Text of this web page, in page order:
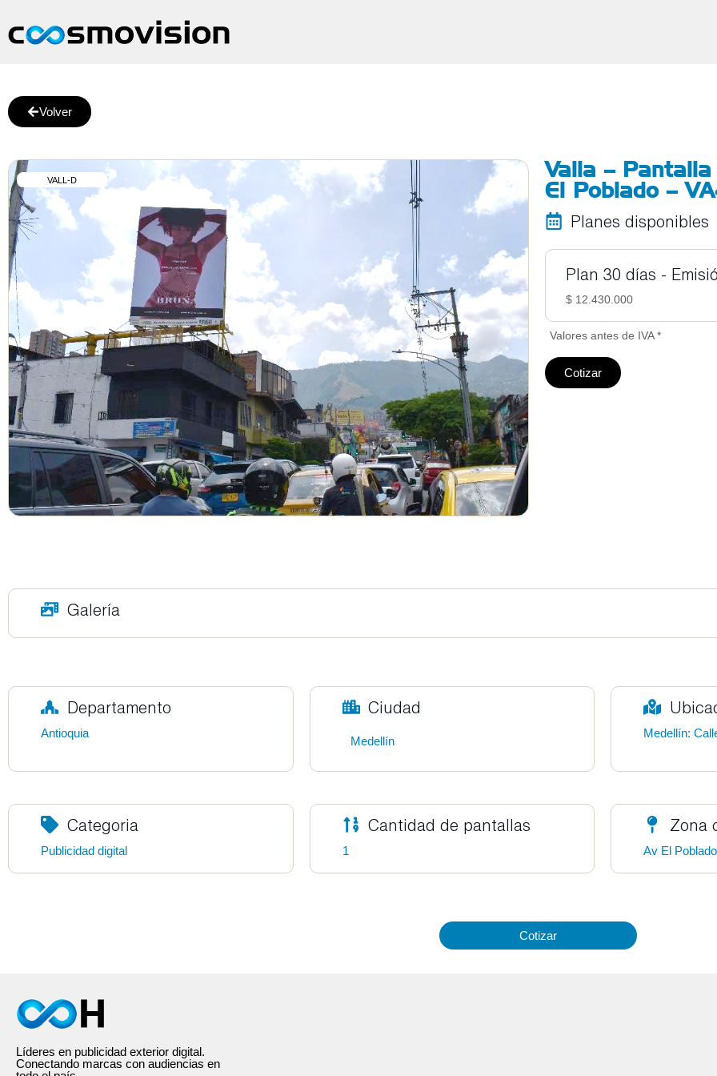
Volver
VALL-D
Valla –
El Poblado –
Planes disponibles
Plan 30 días -
$ 12.430.000
Valores antes de IVA *
Cotizar
Galería
Departamento
Antioquia
Ciudad
Medellín
Medellín:
Categoria
Publicidad digital
Cantidad de pantallas
1
Zona
Av El Poblado
Cotizar
Líderes en publicidad exterior digital.
Conectando marcas con audiencias en